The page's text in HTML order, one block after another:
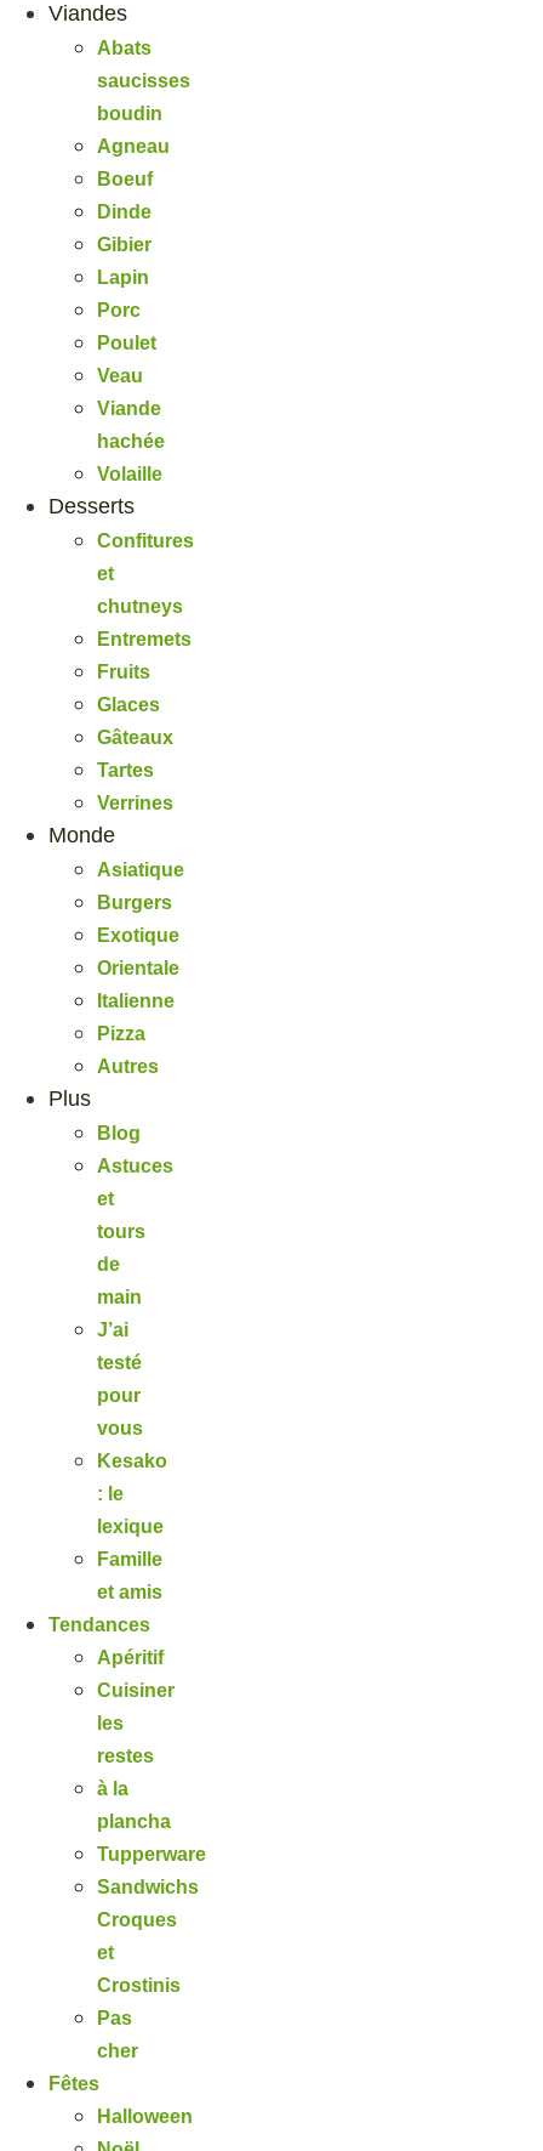
Viandes
Abats
saucisses
boudin
Agneau
Boeuf
Dinde
Gibier
Lapin
Porc
Poulet
Veau
Viande
hachée
Volaille
Desserts
Confitures
et
chutneys
Entremets
Fruits
Glaces
Gâteaux
Tartes
Verrines
Monde
Asiatique
Burgers
Exotique
Orientale
Italienne
Pizza
Autres
Plus
Blog
Astuces
et
tours
de
main
J’ai
testé
pour
vous
Kesako
: le
lexique
Famille
et amis
Tendances
Apéritif
Cuisiner
les
restes
à la
plancha
Tupperware
Sandwichs
Croques
et
Crostinis
Pas
cher
Fêtes
Halloween